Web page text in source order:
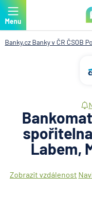
Menu
Banky.cz Banky v ČR ČSOB
Labem,
Zobrazit vzdálenost